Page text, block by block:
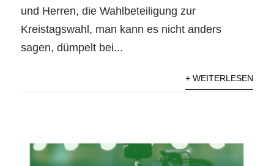
und Herren, die Wahlbeteiligung zur
Kreistagswahl, man kann es nicht anders
sagen, dümpelt bei...
+ WEITERLESEN